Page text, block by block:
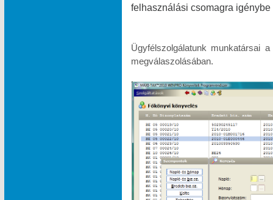
felhasználási csomagra igénybe
Ügyfélszolgálatunk munkatársai
megválaszolásában.